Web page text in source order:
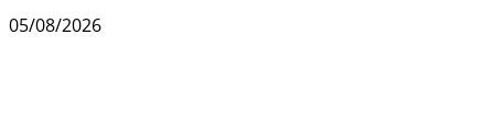
05/08/2026